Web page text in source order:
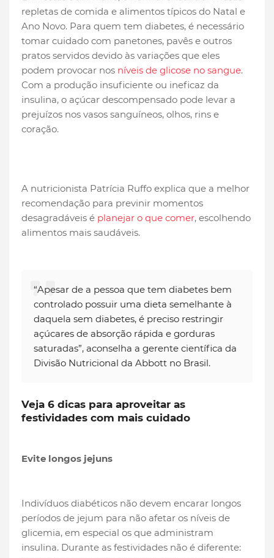
repletas de comida e alimentos típicos do Natal e
Ano Novo. Para quem tem diabetes, é necessário
tomar cuidado com panetones, pavês e outros
pratos servidos devido às variações que eles
podem provocar nos níveis de glicose no sangue.
Com a produção insuficiente ou ineficaz da
insulina, o açúcar descompensado pode levar a
prejuízos nos vasos sanguíneos, olhos, rins e
coração.
A nutricionista Patrícia Ruffo explica que a melhor
recomendação para previnir momentos
desagradáveis é planejar o que comer, escolhendo
alimentos mais saudáveis.
“Apesar de a pessoa que tem diabetes bem
controlado possuir uma dieta semelhante à
daquela sem diabetes, é preciso restringir
açúcares de absorção rápida e gorduras
saturadas”, aconselha a gerente científica da
Divisão Nutricional da Abbott no Brasil.
Veja 6 dicas para aproveitar as
festividades com mais cuidado
Evite longos jejuns
Indivíduos diabéticos não devem encarar longos
períodos de jejum para não afetar os níveis de
glicemia, em especial os que administram
insulina. Durante as festividades não é diferente: